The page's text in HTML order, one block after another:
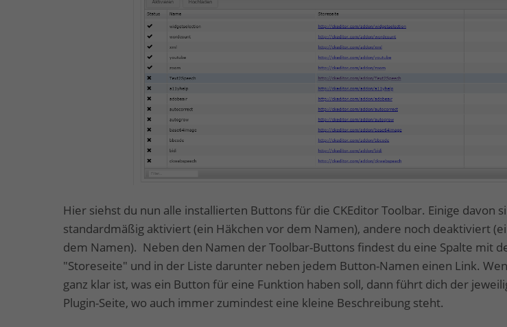
Hier siehst du nun alle installierten Buttons für die CKEditor Toolbar. Einige davon
standardmäßig aktiviert (ein Häkchen vor dem Namen), andere noch deaktiviert
dem Namen). Neben den Namen der Toolbar-Buttons findest du eine Spalte mit
"Storeseite" und in der Liste darunter neben jedem Button-Namen einen Link.
ganz klar ist, was ein Button für eine Funktion haben soll, dann führt dich der
Plugin-Seite, wo auch immer zumindest eine kleine Beschreibung steht.